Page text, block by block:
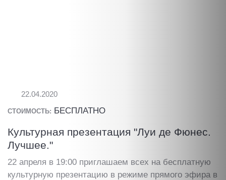
22.04.2020
СТОИМОСТЬ: БЕСПЛАТНО
Культурная презентация "Луи де Фюнес.
Лучшее."
22 апреля в 19:00 приглашаем всех на бесплатную
культурную презентацию в режиме прямого эфира в